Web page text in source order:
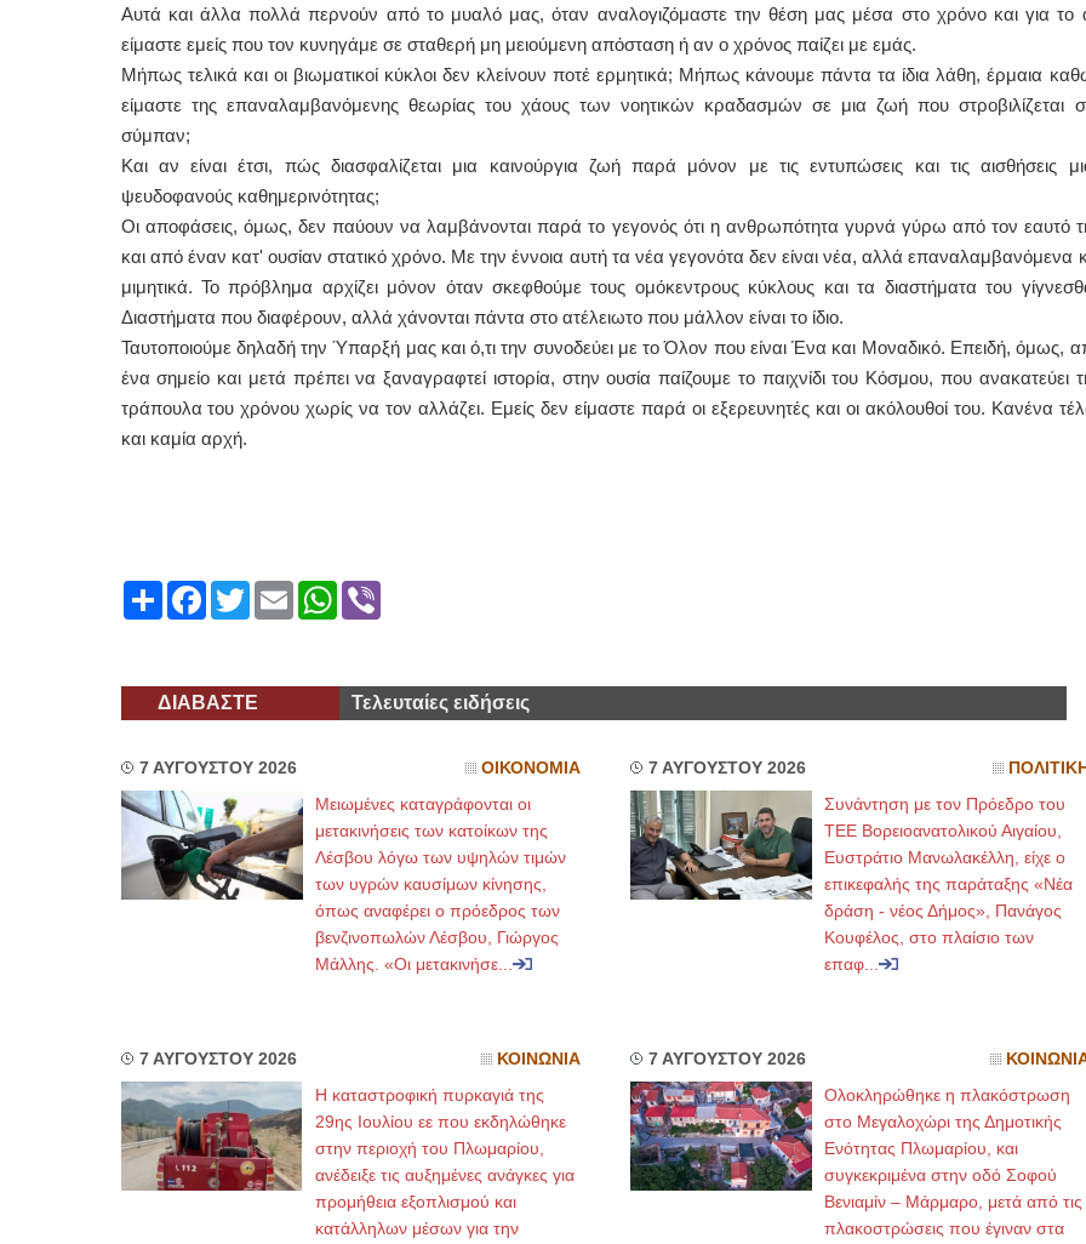
Αυτά και άλλα πολλά περνούν από το μυαλό μας, όταν αναλογιζόμαστε την θέση μας μέσα στο χρόνο και για το
είμαστε εμείς που τον κυνηγάμε σε σταθερή μη μειούμενη απόσταση ή αν ο χρόνος παίζει με εμάς.
Μήπως τελικά και οι βιωματικοί κύκλοι δεν κλείνουν ποτέ ερμητικά; Μήπως κάνουμε πάντα τα ίδια λάθη, έρμαια
είμαστε της επαναλαμβανόμενης θεωρίας του χάους των νοητικών κραδασμών σε μια ζωή που στροβιλίζεται
σύμπαν;
Και αν είναι έτσι, πώς διασφαλίζεται μια καινούργια ζωή παρά μόνον με τις εντυπώσεις και τις αισθήσεις
ψευδοφανούς καθημερινότητας;
Οι αποφάσεις, όμως, δεν παύουν να λαμβάνονται παρά το γεγονός ότι η ανθρωπότητα γυρνά γύρω από τον εαυτό
και από έναν κατ' ουσίαν στατικό χρόνο. Με την έννοια αυτή τα νέα γεγονότα δεν είναι νέα, αλλά επαναλαμβανόμενα
μιμητικά. Το πρόβλημα αρχίζει μόνον όταν σκεφθούμε τους ομόκεντρους κύκλους και τα διαστήματα του
Διαστήματα που διαφέρουν, αλλά χάνονται πάντα στο ατέλειωτο που μάλλον είναι το ίδιο.
Ταυτοποιούμε δηλαδή την Ύπαρξή μας και ό,τι την συνοδεύει με το Όλον που είναι Ένα και Μοναδικό. Επειδή, όμως,
ένα σημείο και μετά πρέπει να ξαναγραφτεί ιστορία, στην ουσία παίζουμε το παιχνίδι του Κόσμου, που ανακατεύει
τράπουλα του χρόνου χωρίς να τον αλλάζει. Εμείς δεν είμαστε παρά οι εξερευνητές και οι ακόλουθοί του. Κανένα
και καμία αρχή.
ShareFacebook
TwitterEmailWhatsApp
Viber
ΔΙΑΒΑΣΤΕ Τελευταίες ειδήσεις
7 ΑΥΓΟΥΣΤΟΥ 2026 ΟΙΚΟΝΟΜΙΑ
Μειωμένες καταγράφονται οι
μετακινήσεις των κατοίκων της
Λέσβου λόγω των υψηλών τιμών
των υγρών καυσίμων κίνησης,
όπως αναφέρει ο πρόεδρος των
βενζινοπωλών Λέσβου, Γιώργος
Μάλλης. «Οι μετακινήσε...
7 ΑΥΓΟΥΣΤΟΥ 2026 ΠΟΛΙΤΙΚΗ
Συνάντηση με τον Πρόεδρο του
ΤΕΕ Βορειοανατολικού Αιγαίου,
Ευστράτιο Μανωλακέλλη, είχε ο
επικεφαλής της παράταξης «Νέα
δράση - νέος Δήμος», Πανάγος
Κουφέλος, στο πλαίσιο των
επαφ...
7 ΑΥΓΟΥΣΤΟΥ 2026 ΚΟΙΝΩΝΙΑ
Η καταστροφική πυρκαγιά της
29ης Ιουλίου εε που εκδηλώθηκε
στην περιοχή του Πλωμαρίου,
ανέδειξε τις αυξημένες ανάγκες για
προμήθεια εξοπλισμού και
κατάλληλων μέσων για την
7 ΑΥΓΟΥΣΤΟΥ 2026
Ολοκληρώθηκε η πλακόστρωση
στο Μεγαλοχώρι της Δημοτικής
Ενότητας Πλωμαρίου, και
συγκεκριμένα στην οδό Σοφού
Βενιαμίν – Μάρμαρο, μετά από τις
πλακοστρώσεις που έγιναν στα